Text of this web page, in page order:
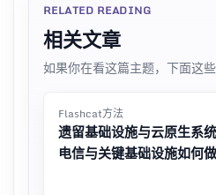
RELATED READING
相关文章
如果你在看这篇主题，下面这
Flashcat方法
遗留基础设施与云原生系
电信与关键基础设施如何